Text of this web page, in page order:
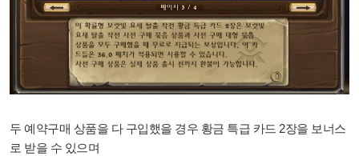
두 예약구매 상품을 다 구입했을 경우 황금 특급 카드 2장을 보너스
로 받을 수 있으며